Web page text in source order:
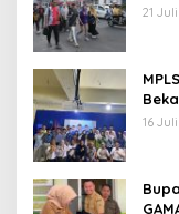
21
16